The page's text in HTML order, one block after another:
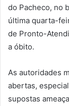
do Pacheco, no
última quarta-
de Pronto-
a óbito.
As autoridades
abertas,
supostas